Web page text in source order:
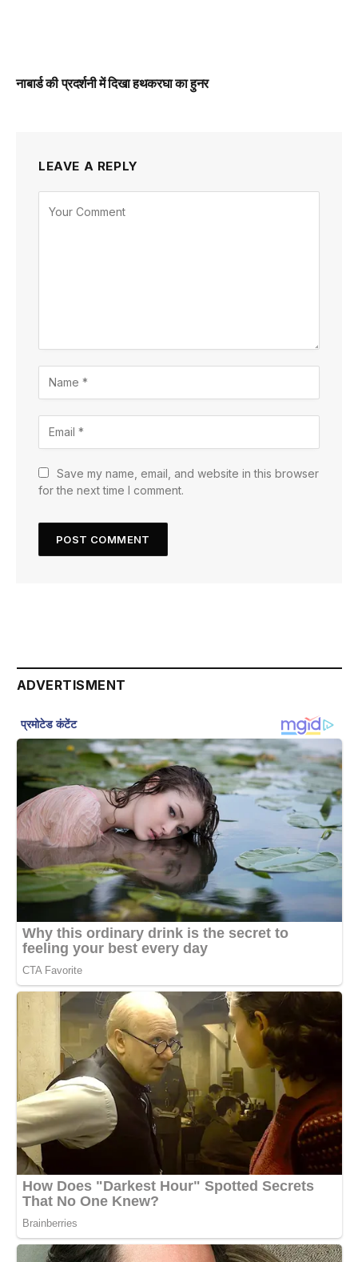
नाबार्ड की प्रदर्शनी में दिखा हथकरघा का हुनर
LEAVE A REPLY
Save my name, email, and website in this browser
for the next time I comment.
ADVERTISMENT